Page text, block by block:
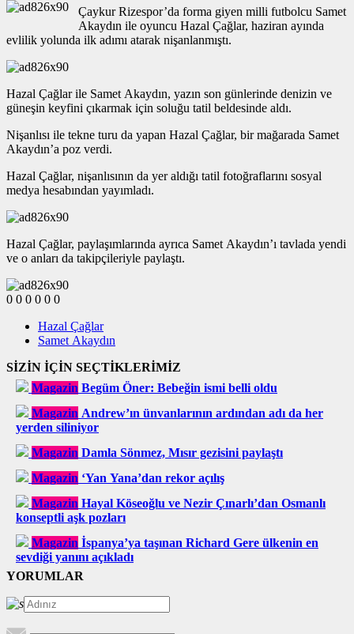
Çaykur Rizespor’da forma giyen milli futbolcu Samet
Akaydın ile oyuncu Hazal Çağlar, haziran ayında
evlilik yolunda ilk adımı atarak nişanlanmıştı.
Hazal Çağlar ile Samet Akaydın, yazın son günlerinde denizin ve
güneşin keyfini çıkarmak için soluğu tatil beldesinde aldı.
Nişanlısı ile tekne turu da yapan Hazal Çağlar, bir mağarada Samet
Akaydın’a poz verdi.
Hazal Çağlar, nişanlısının da yer aldığı tatil fotoğraflarını sosyal
medya hesabından yayımladı.
Hazal Çağlar, paylaşımlarında ayrıca Samet Akaydın’ı tavlada yendi
ve o anları da takipçileriyle paylaştı.
0 0 0 0 0 0
Hazal Çağlar
Samet Akaydın
SİZİN İÇİN SEÇTİKLERİMİZ
Magazin Begüm Öner: Bebeğin ismi belli oldu
Magazin Andrew’ın ünvanlarının ardından adı da her
yerden siliniyor
Magazin Damla Sönmez, Mısır gezisini paylaştı
Magazin ‘Yan Yana’dan rekor açılış
Magazin Hayal Köseoğlu ve Nezir Çınarlı’dan Osmanlı
konseptli aşk pozları
Magazin İspanya’ya taşınan Richard Gere ülkenin en
sevdiği yanını açıkladı
YORUMLAR